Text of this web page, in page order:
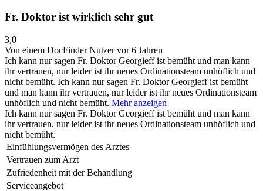
Fr. Doktor ist wirklich sehr gut
3,0
Von einem DocFinder Nutzervor 6 Jahren
Ich kann nur sagen Fr. Doktor Georgieff ist bemüht und man kann
ihr vertrauen, nur leider ist ihr neues Ordinationsteam unhöflich und
nicht bemüht. Ich kann nur sagen Fr. Doktor Georgieff ist bemüht
und man kann ihr vertrauen, nur leider ist ihr neues Ordinationsteam
unhöflich und nicht bemüht. Mehr anzeigen
Ich kann nur sagen Fr. Doktor Georgieff ist bemüht und man kann
ihr vertrauen, nur leider ist ihr neues Ordinationsteam unhöflich und
nicht bemüht.
Einfühlungsvermögen des Arztes
Vertrauen zum Arzt
Zufriedenheit mit der Behandlung
Serviceangebot